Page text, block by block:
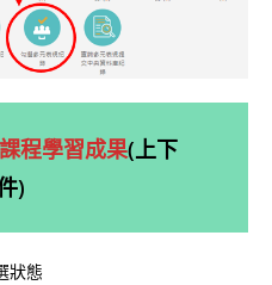
程學習成果(上下
)
狀態